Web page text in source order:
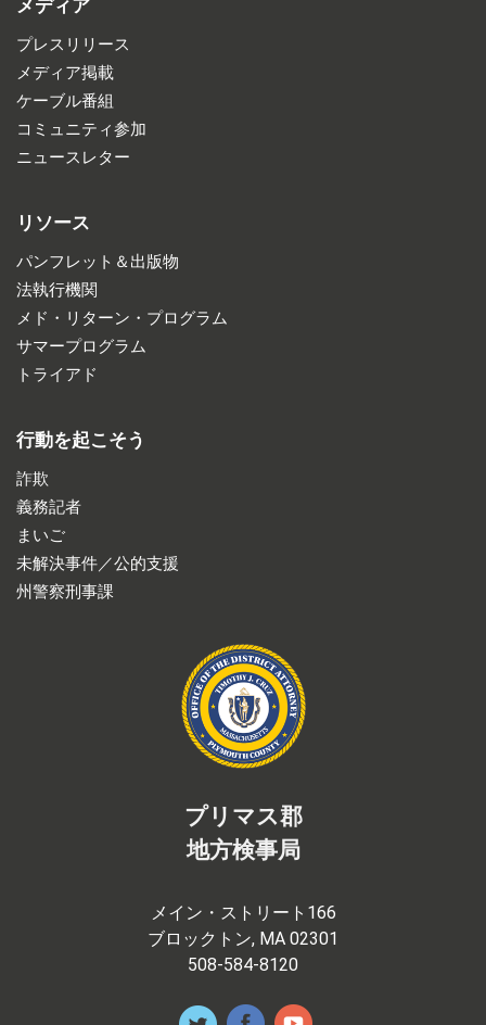
メディア
プレスリリース
メディア掲載
ケーブル番組
コミュニティ参加
ニュースレター
リソース
パンフレット＆出版物
法執行機関
メド・リターン・プログラム
サマープログラム
トライアド
行動を起こそう
詐欺
義務記者
まいご
未解決事件／公的支援
州警察刑事課
プリマス郡
地方検事局
メイン・ストリート166
ブロックトン, MA 02301
508-584-8120